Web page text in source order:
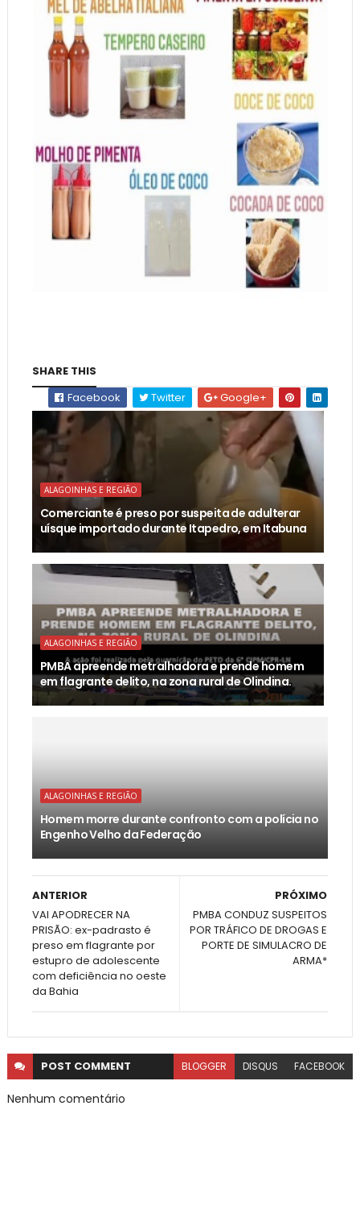
SHARE THIS
Facebook
Twitter Google+
ALAGOINHAS E REGIÃO
Comerciante é preso por suspeita de adulterar
uísque importado durante Itapedro, em Itabuna
ALAGOINHAS E REGIÃO
PMBA apreende metralhadora e prende homem
em flagrante delito, na zona rural de Olindina.
ALAGOINHAS E REGIÃO
Homem morre durante confronto com a polícia no
Engenho Velho da Federação
PRÓXIMO
PMBA CONDUZ SUSPEITOS
POR TRÁFICO DE DROGAS E
PORTE DE SIMULACRO DE
ARMA*
ANTERIOR
VAI APODRECER NA
PRISÃO: ex-padrasto é
preso em flagrante por
estupro de adolescente
com deficiência no oeste
da Bahia
POST COMMENT BLOGGER DISQUS FACEBOOK
Nenhum comentário